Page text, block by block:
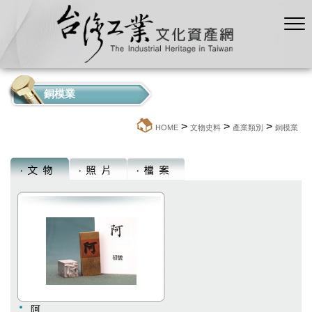
銅模業
HOME > 文物史料 > 產業類別 > 銅模業
阿